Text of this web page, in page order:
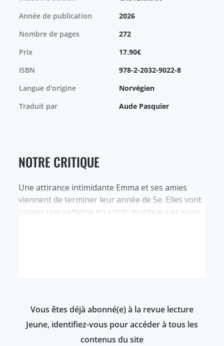
Année de publication
2026
Nombre de pages
272
Prix
17.90€
ISBN
978-2-2032-9022-8
Langue d'origine
Norvégien
Traduit par
Aude Pasquier
NOTRE CRITIQUE
Une attirance intimidante Emma et ses amies
viennent de terminer leur année de 5e. Elles vont
passer une semaine en « colo musique » et jouer
Vous êtes déjà abonné(e) à la revue lecture
Jeune, identifiez-vous pour accéder à tous les
contenus du site